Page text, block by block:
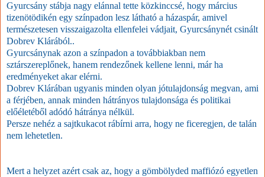
Gyurcsány stábja nagy elánnal tette közkinccsé, hogy március
tizenötödikén egy színpadon lesz látható a házaspár, amivel
természetesen visszaigazolta ellenfelei vádjait, Gyurcsánynét csinált
Dobrev Klárából..
Gyurcsánynak azon a színpadon a továbbiakban nem
sztárszereplőnek, hanem rendezőnek kellene lenni, már ha
eredményeket akar elérni.
Dobrev Klárában ugyanis minden olyan jótulajdonság megvan, ami
a férjében, annak minden hátrányos tulajdonsága és politikai
előéletéből adódó hátránya nélkül.
Persze nehéz a sajtkukacot rábírni arra, hogy ne ficeregjen, de talán
nem lehetetlen.
Mert a helyzet azért csak az, hogy a gömbölyded maffiózó egyetlen